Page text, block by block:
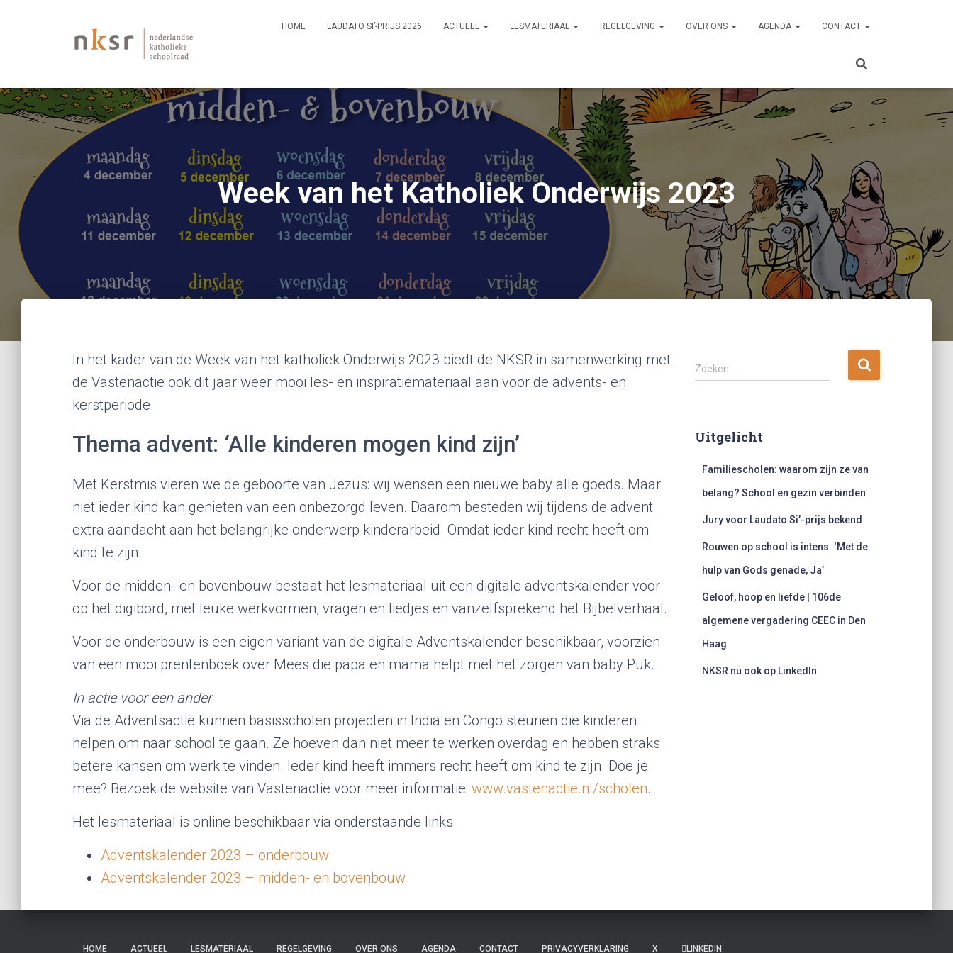
HOME LAUDATO SI’-PRIJS 2026 ACTUEEL LESMATERIAAL REGELGEVING OVER ONS AGENDA CONTACT
Week van het Katholiek Onderwijs 2023
In het kader van de Week van het katholiek Onderwijs 2023 biedt de NKSR in samenwerking met
de Vastenactie ook dit jaar weer mooi les- en inspiratiemateriaal aan voor de advents- en
kerstperiode.
Thema advent: ‘Alle kinderen mogen kind zijn’
Met Kerstmis vieren we de geboorte van Jezus: wij wensen een nieuwe baby alle goeds. Maar
niet ieder kind kan genieten van een onbezorgd leven. Daarom besteden wij tijdens de advent
extra aandacht aan het belangrijke onderwerp kinderarbeid. Omdat ieder kind recht heeft om
kind te zijn.
Voor de midden- en bovenbouw bestaat het lesmateriaal uit een digitale adventskalender voor
op het digibord, met leuke werkvormen, vragen en liedjes en vanzelfsprekend het Bijbelverhaal.
Voor de onderbouw is een eigen variant van de digitale Adventskalender beschikbaar, voorzien
van een mooi prentenboek over Mees die papa en mama helpt met het zorgen van baby Puk.
In actie voor een ander
Via de Adventsactie kunnen basisscholen projecten in India en Congo steunen die kinderen
helpen om naar school te gaan. Ze hoeven dan niet meer te werken overdag en hebben straks
betere kansen om werk te vinden. Ieder kind heeft immers recht heeft om kind te zijn. Doe je
mee? Bezoek de website van Vastenactie voor meer informatie: www.vastenactie.nl/scholen.
Het lesmateriaal is online beschikbaar via onderstaande links.
Adventskalender 2023 – onderbouw
Adventskalender 2023 – midden- en bovenbouw
Z
o
n
Zoeken …
Uitgelicht
Familiescholen: waarom zijn ze van
belang? School en gezin verbinden
Jury voor Laudato Si’-prijs bekend
Rouwen op school is intens: ‘Met de
hulp van Gods genade, Ja’
Geloof, hoop en liefde | 106de
algemene vergadering CEEC in Den
Haag
NKSR nu ook op LinkedIn
HOME ACTUEEL LESMATERIAAL REGELGEVING OVER ONS AGENDA CONTACT PRIVACYVERKLARING X LINKEDIN